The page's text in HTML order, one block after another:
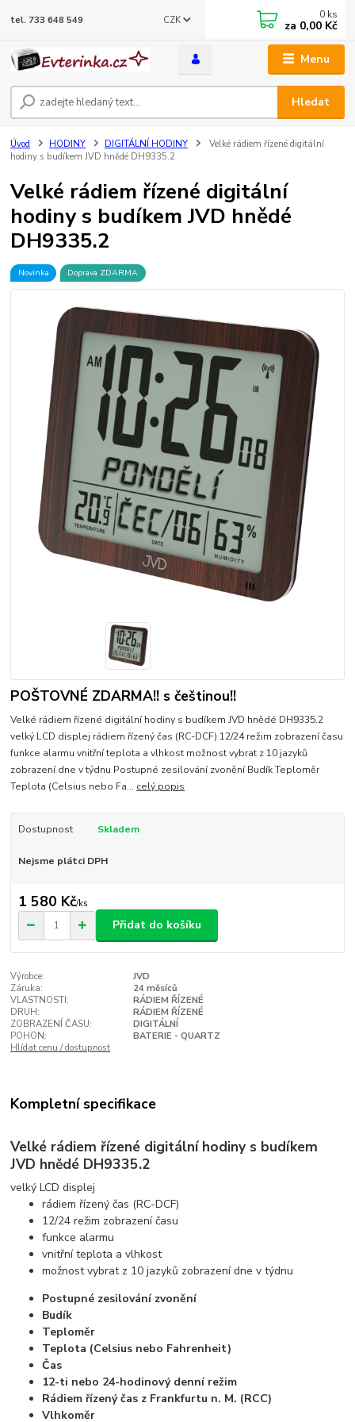
Menu
CZK
Hledat
tel. 733 648 549 0 ks
za 0,00 Kč
Úvod HODINY DIGITÁLNÍ HODINY
Velké rádiem řízené digitální
hodiny s budíkem JVD hnědé DH9335.2
Velké rádiem řízené digitální
hodiny s budíkem JVD hnědé
DH9335.2
Novinka Doprava ZDARMA
POŠTOVNÉ ZDARMA!! s češtinou!!
Velké rádiem řízené digitální hodiny s budíkem JVD hnědé DH9335.2
velký LCD displej rádiem řízený čas (RC-DCF) 12/24 režim zobrazení času
funkce alarmu vnitřní teplota a vlhkost možnost vybrat z 10 jazyků
zobrazení dne v týdnu Postupné zesilování zvonění Budík Teploměr
Teplota (Celsius nebo Fa... celý popis
Dostupnost Skladem
Nejsme plátci DPH
1 580 Kč/ks
Přidat do košíku
Výrobce:
JVD
Záruka:
24 měsíců
VLASTNOSTI:
RÁDIEM ŘÍZENÉ
DRUH:
RÁDIEM ŘÍZENÉ
ZOBRAZENÍ ČASU:
DIGITÁLNÍ
POHON:
BATERIE - QUARTZ
Hlídat cenu / dostupnost
Kompletní specifikace
Velké rádiem řízené digitální hodiny s budíkem
JVD hnědé DH9335.2
velký LCD displej
rádiem řízený čas (RC-DCF)
12/24 režim zobrazení času
funkce alarmu
vnitřní teplota a vlhkost
možnost vybrat z 10 jazyků zobrazení dne v týdnu
Postupné zesilování zvonění
Budík
Teploměr
Teplota (Celsius nebo Fahrenheit)
Čas
12-ti nebo 24-hodinový denní režim
Rádiem řízený čas z Frankfurtu n. M. (RCC)
Vlhkoměr